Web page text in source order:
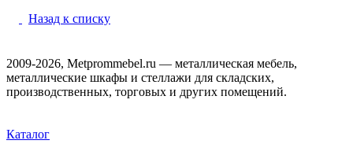
Назад к списку
2009-2026, Metprommebel.ru — металлическая мебель,
металлические шкафы и стеллажи для складских,
производственных, торговых и других помещений.
Каталог